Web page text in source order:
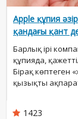
Apple құпия
қандағы қант
Барлық ірі
құпияда,
Бірақ көптеген
қызықты ақпарат
1423